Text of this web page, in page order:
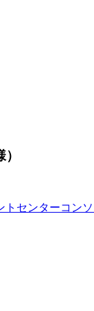
トセンターコン